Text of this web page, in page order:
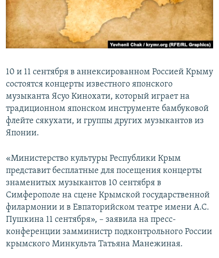
ПОБЕДИТЕЛЕЙ НЕ СУДЯТ?
КРЫМ.НЕПОКОРЕННЫЙ
ELIFBE
ПРИСОЕДИНЯЙТЕСЬ!
Все сайты RFE/RL
10 и 11 сентября в аннексированном Россией Крыму
состоятся концерты известного японского
музыканта Ясуо Кинохати, который играет на
традиционном японском инструменте бамбуковой
флейте сякухати, и группы других музыкантов из
Японии.
«Министерство культуры Республики Крым
представит бесплатные для посещения концерты
знаменитых музыкантов 10 сентября в
Симферополе на сцене Крымской государственной
филармонии и в Евпаторийском театре имени А.С.
Пушкина 11 сентября», – заявила на пресс-
конференции замминистр подконтрольного России
крымского Минкульта Татьяна Манежиная.